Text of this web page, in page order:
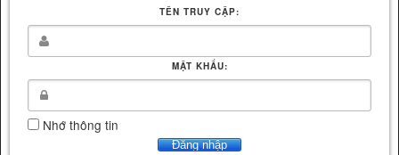
TÊN TRUY CẬP:
MẬT KHẨU:
Nhớ thông tin